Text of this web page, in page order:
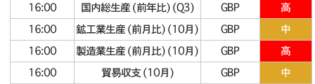
16:00
国内総生産 (前年比) (Q3) GBP
高
16:00
鉱工業生産 (前月比) (10月) GBP
中
16:00
製造業生産 (前月比) (10月) GBP
高
16:00
貿易収支 (10月) GBP
中